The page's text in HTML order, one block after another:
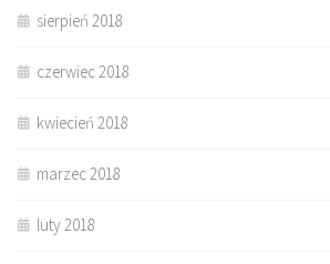
sierpień 2018
czerwiec 2018
kwiecień 2018
marzec 2018
luty 2018